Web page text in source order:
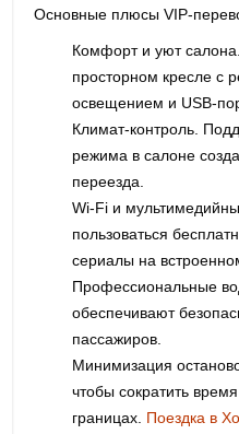
Основные плюсы VIP-
Комфорт и уют
просторном кресле с
освещением и USB-
Климат-контроль.
режима в салоне
переезда.
Wi-Fi и
пользоваться
сериалы на
Профессиональные
обеспечивают
пассажиров.
Минимизация
чтобы сократить
границах.
Поездка в